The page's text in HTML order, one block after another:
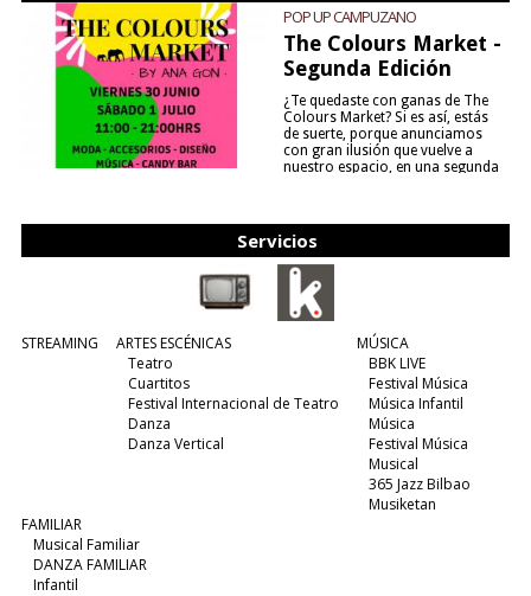
POP UP CAMPUZANO
The Colours Market -
Segunda Edición
¿Te quedaste con ganas de The
Colours Market? Si es así, estás
de suerte, porque anunciamos
con gran ilusión que vuelve a
nuestro espacio, en una segunda
Servicios
STREAMING
ARTES ESCÉNICAS
Teatro
Cuartitos
Festival Internacional de Teatro
Danza
Danza Vertical
MÚSICA
BBK LIVE
Festival Música
Música Infantil
Música
Festival Música
Musical
365 Jazz Bilbao
Musiketan
FAMILIAR
Musical Familiar
DANZA FAMILIAR
Infantil